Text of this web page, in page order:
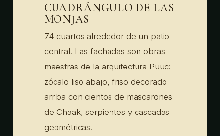
CUADRÁNGULO DE LAS
MONJAS
74 cuartos alrededor de un patio
central. Las fachadas son obras
maestras de la arquitectura Puuc:
zócalo liso abajo, friso decorado
arriba con cientos de mascarones
de Chaak, serpientes y cascadas
geométricas.